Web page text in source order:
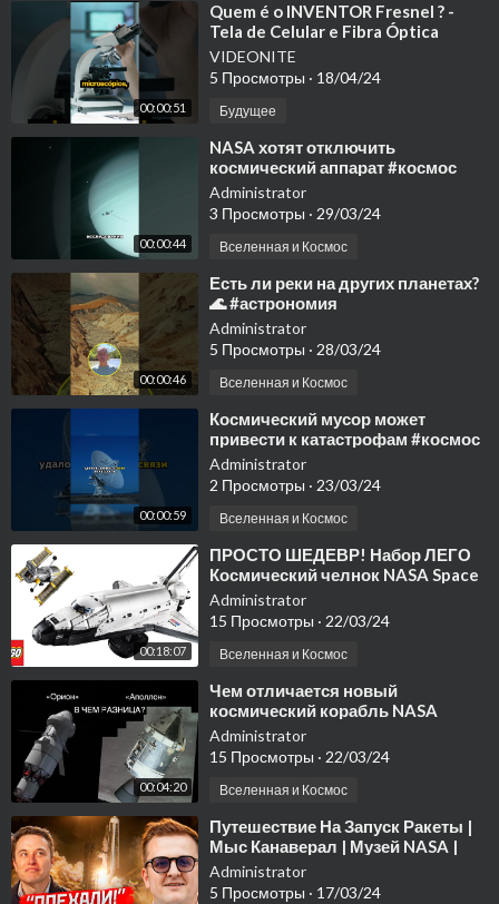
00:00:51
⁣Quem é o INVENTOR Fresnel ? -
Tela de Celular e Fibra Óptica
#curiosidades #tecnologia
#fibraoptica
VIDEONITE
5 Просмотры · 18/04/24
Будущее
00:00:44
⁣NASA хотят отключить
космический аппарат #космос
#вселенная #астрономия #зонд
#наса #галактика
Administrator
3 Просмотры · 29/03/24
Вселенная и Космос
00:00:46
⁣Есть ли реки на других планетах?
🌊 #астрономия
#владимирсурдин #космос
#знания #наука #планеты #nasa
Administrator
5 Просмотры · 28/03/24
Вселенная и Космос
00:00:59
⁣Космический мусор может
привести к катастрофам #космос
#facts #nasa #наука #интересно
Administrator
2 Просмотры · 23/03/24
Вселенная и Космос
00:18:07
⁣ПРОСТО ШЕДЕВР! Набор ЛЕГО
Космический челнок NASA Space
Shuttle Discovery 10283
Administrator
15 Просмотры · 22/03/24
Вселенная и Космос
00:04:20
⁣Чем отличается новый
космический корабль NASA
Administrator
15 Просмотры · 22/03/24
Вселенная и Космос
⁣Путешествие На Запуск Ракеты |
Мыс Канаверал | Музей NASA |
Клуб REVENEW
Administrator
5 Просмотры · 17/03/24